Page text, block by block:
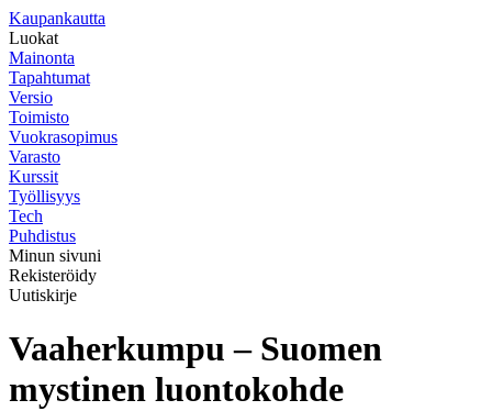
Kaupankautta
Luokat
Mainonta
Tapahtumat
Versio
Toimisto
Vuokrasopimus
Varasto
Kurssit
Työllisyys
Tech
Puhdistus
Minun sivuni
Rekisteröidy
Uutiskirje
Vaaherkumpu – Suomen
mystinen luontokohde